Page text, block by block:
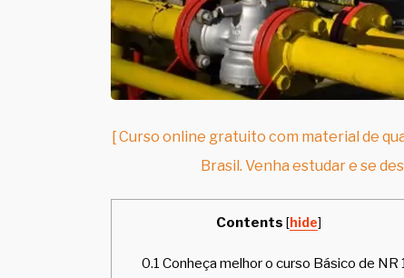
[ Curso online gratuito com material de
Brasil. Venha estudar e se
Contents [hide]
0.1 Conheça melhor o curso Básico de NR